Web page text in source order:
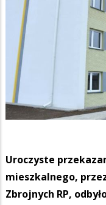
Uroczyste
mieszkalnego,
Zbrojnych RP,